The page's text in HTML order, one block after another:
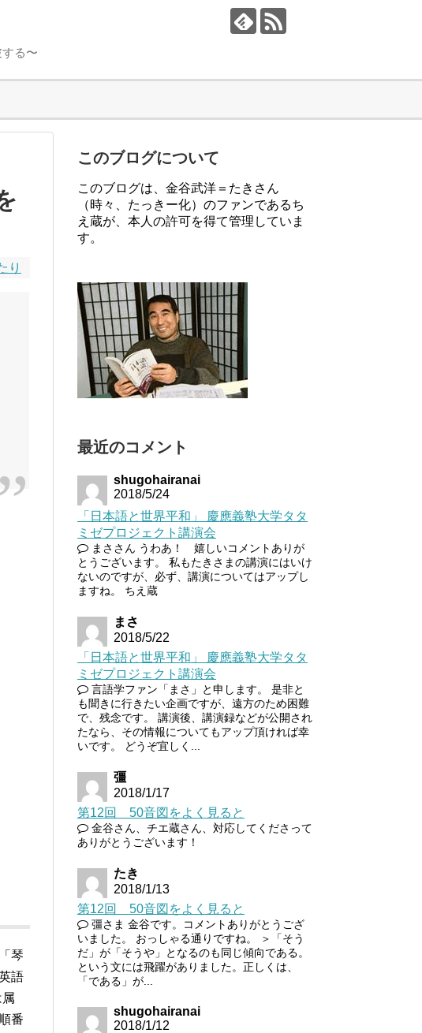
る〜
り
琴
語
番
このブログについて
このブログは、金谷武洋＝たきさん
（時々、たっきー化）のファンであるち
え蔵が、本人の許可を得て管理していま
す。
最近のコメント
shugohairanai
2018/5/24
「日本語と世界平和」 慶應義塾大学タタ
ミゼプロジェクト講演会
まささん うわあ！ 嬉しいコメントありが
とうございます。 私もたきさまの講演にはいけ
ないのですが、必ず、講演についてはアップし
ますね。 ちえ蔵
まさ
2018/5/22
「日本語と世界平和」 慶應義塾大学タタ
ミゼプロジェクト講演会
言語学ファン「まさ」と申します。 是非と
も聞きに行きたい企画ですが、遠方のため困難
で、残念です。 講演後、講演録などが公開され
たなら、その情報についてもアップ頂ければ幸
いです。 どうぞ宜しく...
彊
2018/1/17
第12回 50音図をよく見ると
金谷さん、チエ蔵さん、対応してくださって
ありがとうございます！
たき
2018/1/13
第12回 50音図をよく見ると
彊さま 金谷です。コメントありがとうござ
いました。 おっしゃる通りですね。 ＞「そう
だ」が「そうや」となるのも同じ傾向である。
という文には飛躍がありました。正しくは、
「である」が...
shugohairanai
2018/1/12